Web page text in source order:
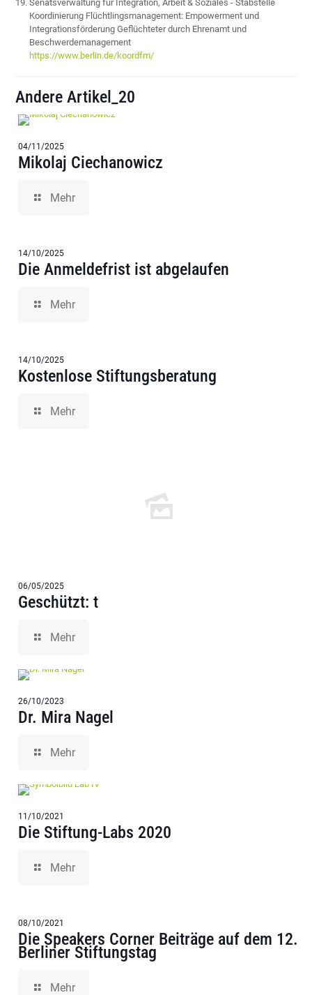
Senatsverwaltung für Integration, Arbeit & Soziales - Stabstelle
Koordinierung Flüchtlingsmanagement: Empowerment und
Integrationsförderung Geflüchteter durch Ehrenamt und
Beschwerdemanagement
https://www.berlin.de/koordfm/
Andere Artikel_20
04/11/2025
Mikolaj Ciechanowicz
Mehr
14/10/2025
Die Anmeldefrist ist abgelaufen
Mehr
14/10/2025
Kostenlose Stiftungsberatung
Mehr
06/05/2025
Geschützt: t
Mehr
26/10/2023
Dr. Mira Nagel
Mehr
11/10/2021
Die Stiftung-Labs 2020
Mehr
08/10/2021
Die Speakers Corner Beiträge auf dem 12.
Berliner Stiftungstag
Mehr